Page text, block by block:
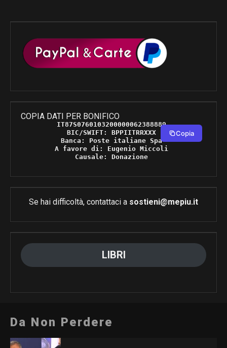
COPIA DATI PER BONIFICO
IT87S0760103200000062388889
BIC/SWIFT: BPPIITRRXXX
Banca: Poste italiane Spa
A favore di: Eugenio Miccoli
Causale: Donazione
Copia
Se hai difficoltà, contattaci a sostieni@mepiu.it
LIBRI
Da Non Perdere